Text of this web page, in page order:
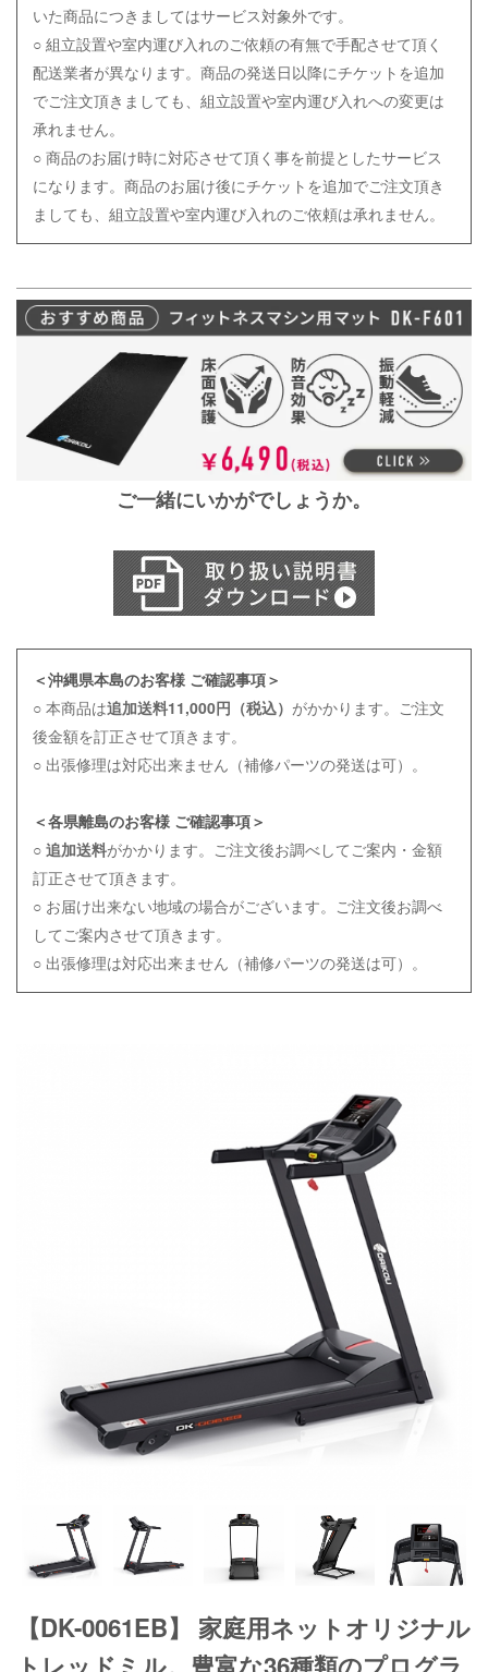
いた商品につきましてはサービス対象外です。
○ 組立設置や室内運び入れのご依頼の有無で手配させて頂く
配送業者が異なります。商品の発送日以降にチケットを追加
でご注文頂きましても、組立設置や室内運び入れへの変更は
承れません。
○ 商品のお届け時に対応させて頂く事を前提としたサービス
になります。商品のお届け後にチケットを追加でご注文頂き
ましても、組立設置や室内運び入れのご依頼は承れません。
ご一緒にいかがでしょうか。
＜沖縄県本島のお客様 ご確認事項＞
○ 本商品は追加送料11,000円（税込） がかかります。ご注文
後金額を訂正させて頂きます。
○ 出張修理は対応出来ません（補修パーツの発送は可）。
＜各県離島のお客様 ご確認事項＞
○ 追加送料がかかります。ご注文後お調べしてご案内・金額
訂正させて頂きます。
○ お届け出来ない地域の場合がございます。ご注文後お調べ
してご案内させて頂きます。
○ 出張修理は対応出来ません（補修パーツの発送は可）。
【DK-0061EB】 家庭用ネットオリジナル